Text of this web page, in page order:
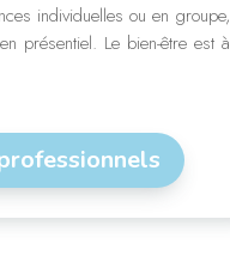
individuelles ou en groupe,
présentiel. Le bien-être est à